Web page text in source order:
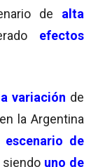
de alta
efectos
variación de
en la Argentina
de
uno de